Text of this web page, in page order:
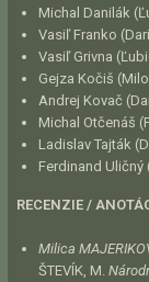
Michal Danilák
Vasiľ Franko
Vasiľ Grivna
Gejza Kočiš
Andrej Kovač
Michal Otčenáš
Ladislav Tajták
Ferdinand Uličný
RECENZIE /
Milica
ŠTEVÍK, M.